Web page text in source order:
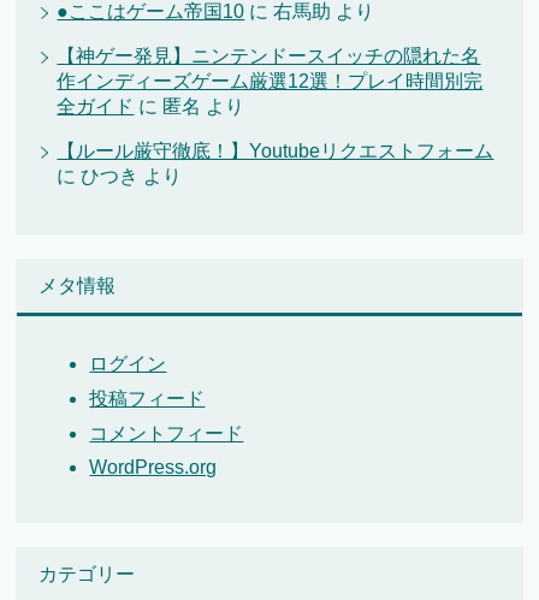
●ここはゲーム帝国10 に右馬助 より
【神ゲー発見】ニンテンドースイッチの隠れた名
作インディーズゲーム厳選12選！プレイ時間別完
全ガイド に 匿名 より
【ルール厳守徹底！】Youtubeリクエストフォーム
にひつき より
メタ情報
ログイン
投稿フィード
コメントフィード
WordPress.org
カテゴリー